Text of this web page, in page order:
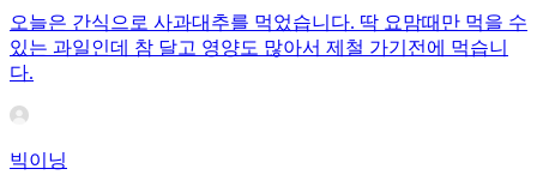
오늘은 간식으로 사과대추를 먹었습니다. 딱 요맘때만 먹을 수
있는 과일인데 참 달고 영양도 많아서 제철 가기전에 먹습니
다.
빅이닝